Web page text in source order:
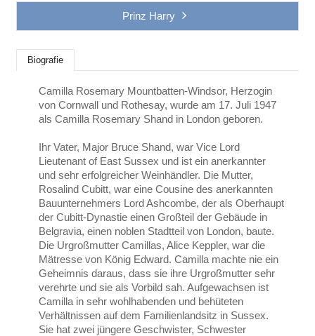
Prinz Harry
Biografie
Camilla Rosemary Mountbatten-Windsor, Herzogin
von Cornwall und Rothesay, wurde am 17. Juli 1947
als Camilla Rosemary Shand in London geboren.
Ihr Vater, Major Bruce Shand, war Vice Lord
Lieutenant of East Sussex und ist ein anerkannter
und sehr erfolgreicher Weinhändler. Die Mutter,
Rosalind Cubitt, war eine Cousine des anerkannten
Bauunternehmers Lord Ashcombe, der als Oberhaupt
der Cubitt-Dynastie einen Großteil der Gebäude in
Belgravia, einen noblen Stadtteil von London, baute.
Die Urgroßmutter Camillas, Alice Keppler, war die
Mätresse von König Edward. Camilla machte nie ein
Geheimnis daraus, dass sie ihre Urgroßmutter sehr
verehrte und sie als Vorbild sah. Aufgewachsen ist
Camilla in sehr wohlhabenden und behüteten
Verhältnissen auf dem Familienlandsitz in Sussex.
Sie hat zwei jüngere Geschwister, Schwester